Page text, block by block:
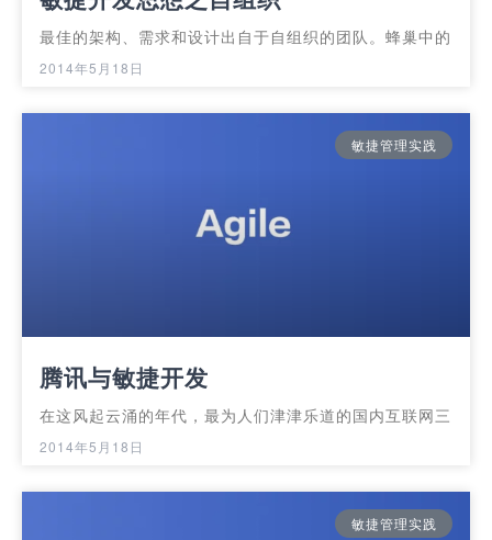
最佳的架构、需求和设计出自于自组织的团队。蜂巢中的
2014年5月18日
敏捷管理实践
腾讯与敏捷开发
在这风起云涌的年代，最为人们津津乐道的国内互联网三
2014年5月18日
敏捷管理实践